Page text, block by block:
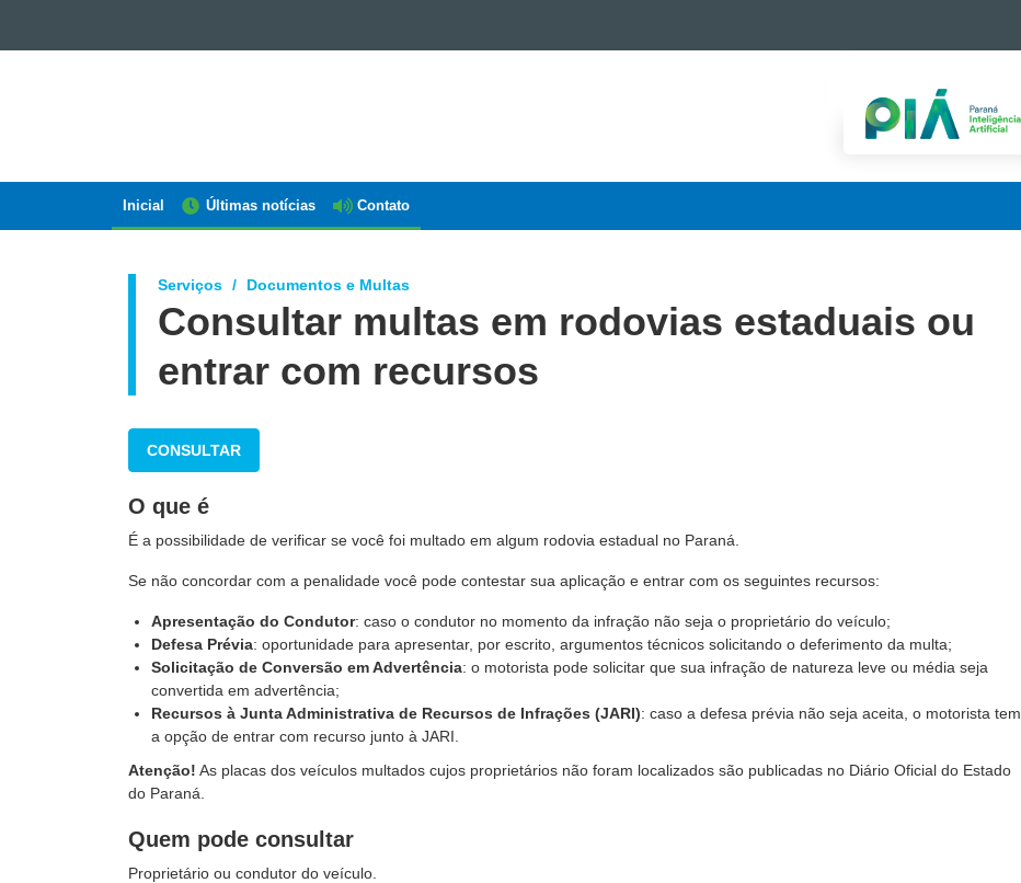
PARANÁ
Navegação
Inicial Últimas notícias Contato
Serviços Documentos e Multas
Consultar multas em rodovias estaduais ou
entrar com recursos
CONSULTAR
O que é
É a possibilidade de verificar se você foi multado em algum rodovia estadual no Paraná.
Se não concordar com a penalidade você pode contestar sua aplicação e entrar com os seguintes recursos:
Apresentação do Condutor: caso o condutor no momento da infração não seja o proprietário do veículo;
Defesa Prévia: oportunidade para apresentar, por escrito, argumentos técnicos solicitando o deferimento da multa;
Solicitação de Conversão em Advertência: o motorista pode solicitar que sua infração de natureza leve ou média seja
convertida em advertência;
Recursos à Junta Administrativa de Recursos de Infrações (JARI): caso a defesa prévia não seja aceita, o motorista tem
a opção de entrar com recurso junto à JARI.
Atenção! As placas dos veículos multados cujos proprietários não foram localizados são publicadas no Diário Oficial do Estado
do Paraná.
Quem pode consultar
Proprietário ou condutor do veículo.